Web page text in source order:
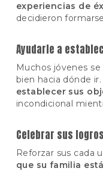
experiencias de
decidieron
Ayudarle a
Muchos jóvenes
bien hacia dónde
establecer sus
incondicional
Celebrar sus logros
Reforzar sus cada
que su familia